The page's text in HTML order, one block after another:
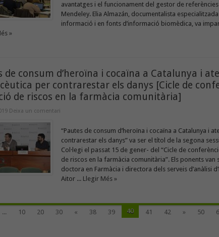
avantatges i el funcionament del gestor de
Mendeley. Elia Almazán, documentalista
informació i en fonts d’informació biomèdica, va
»
de consum d’heroïna i cocaïna a Catalunya i
per contrarestar els danys [Cicle de
de riscos en la farmàcia comunitària]
Deixa un comentari
“Pautes de consum d’heroïna i cocaïna a Catalunya i
contrarestar els danys” va ser el títol de la segona
Col·legi el passat 15 de gener- del “Cicle de
de riscos en la farmàcia comunitària”. Els ponents van
doctora en Farmàcia i directora dels serveis d’anàlisi
Aitor ... Llegir Més »
... 10 20 30 « 38 39 40 41 42 » 50